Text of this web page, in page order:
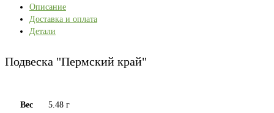
Описание
Доставка и оплата
Детали
Подвеска "Пермский край"
Вес
5.48 г